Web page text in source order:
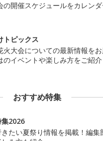
の開催スケジュールをカレン
トピックス
火大会についての最新情報を
のイベントや楽しみ方をご紹介
おすすめ特集
2026
たい夏祭り情報を掲載！編集